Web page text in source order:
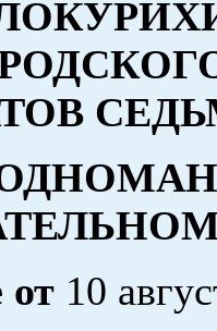
от 10